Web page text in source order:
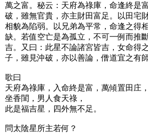
萬之富。秘云：天府為祿庫，命逢終是
破，雖無官貴，亦主財田富足。以田宅
相貌為陷弱。以兄弟為平常，命逢之得
缺。若值空亡是為孤立，不可一例而推
吉。又曰：此星不論諸宮皆吉，女命得
子，雖見沖破，亦以善論，僧道宜之有師
歌曰
天府為祿庫，入命終是富，萬傾置田庄
坐香閨，男人食天祿，
此是福吉星，四外無不足。
問太陰星所主若何？